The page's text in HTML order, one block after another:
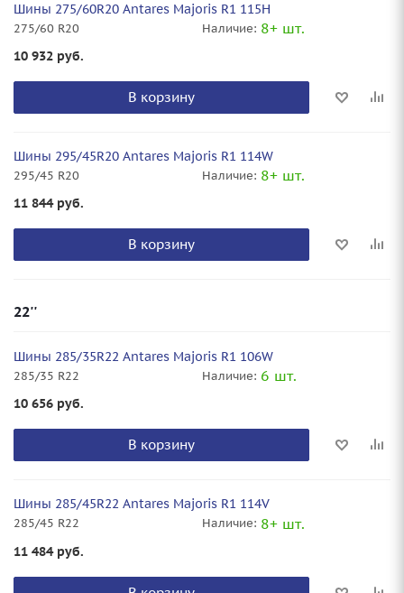
Шины 275/60R20 Antares Majoris R1 115H
275/60 R20 Наличие: 8+ шт.
10 932 руб.
В корзину
Шины 295/45R20 Antares Majoris R1 114W
295/45 R20 Наличие: 8+ шт.
11 844руб.
В корзину
22''
Шины 285/35R22 Antares Majoris R1 106W
285/35 R22 Наличие: 6 шт.
10 656 руб.
В корзину
Шины 285/45R22 Antares Majoris R1 114V
285/45 R22 Наличие: 8+ шт.
11 484руб.